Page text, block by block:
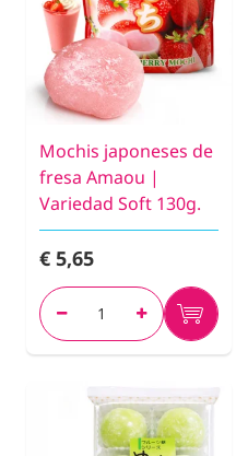
Mochis japoneses de
fresa Amaou |
Variedad Soft 130g.
€ 5,65